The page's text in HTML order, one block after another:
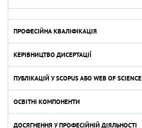
ПРОФЕСІЙНА КВАЛІФІКАЦІЯ
КЕРІВНИЦТВО ДИСЕРТАЦІЇ
ПУБЛІКАЦІЙ У SCOPUS АБО WEB OF SCIENCE
ОСВІТНІ КОМПОНЕНТИ
ДОСЯГНЕННЯ У ПРОФЕСІЙНІЙ ДІЯЛЬНОСТІ